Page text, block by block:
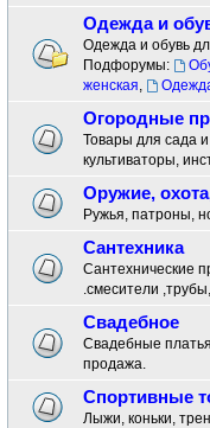
Одежда и
Одежда и обувь
Подфорумы:
женская,
Огородные
Товары для сада
культиваторы,
Оружие,
Ружья, патроны,
Сантехника
Сантехнические
.смесители
Свадебное
Свадебные
продажа.
Спортивные
Лыжи, коньки,